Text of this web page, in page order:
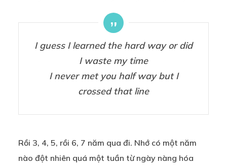
I guess I learned the hard way or did
I waste my time
I never met you half way but I
crossed that line
Rồi 3, 4, 5, rồi 6, 7 năm qua đi. Nhớ có một năm
nào đột nhiên quá một tuần từ ngày nàng hóa